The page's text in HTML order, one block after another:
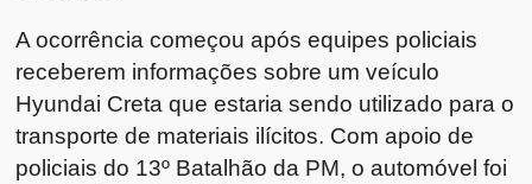
A ocorrência começou após equipes policiais
receberem informações sobre um veículo
Hyundai Creta que estaria sendo utilizado para o
transporte de materiais ilícitos. Com apoio de
policiais do 13º Batalhão da PM, o automóvel foi